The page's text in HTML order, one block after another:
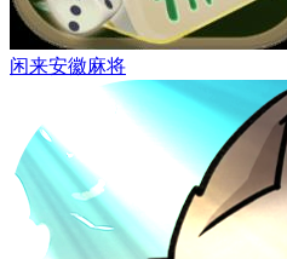
闲来安徽麻将